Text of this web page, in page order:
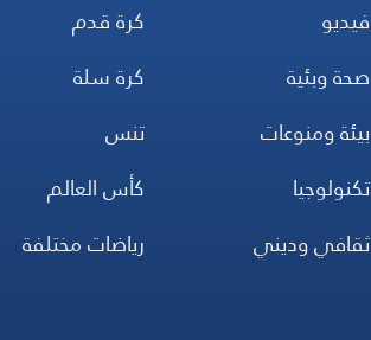
فيديو
صحة وبئية
بيئة ومنوعات
تكنولوجيا
ثقافي وديني
كرة قدم
كرة سلة
تنس
كأس العالم
رياضات مختلفة